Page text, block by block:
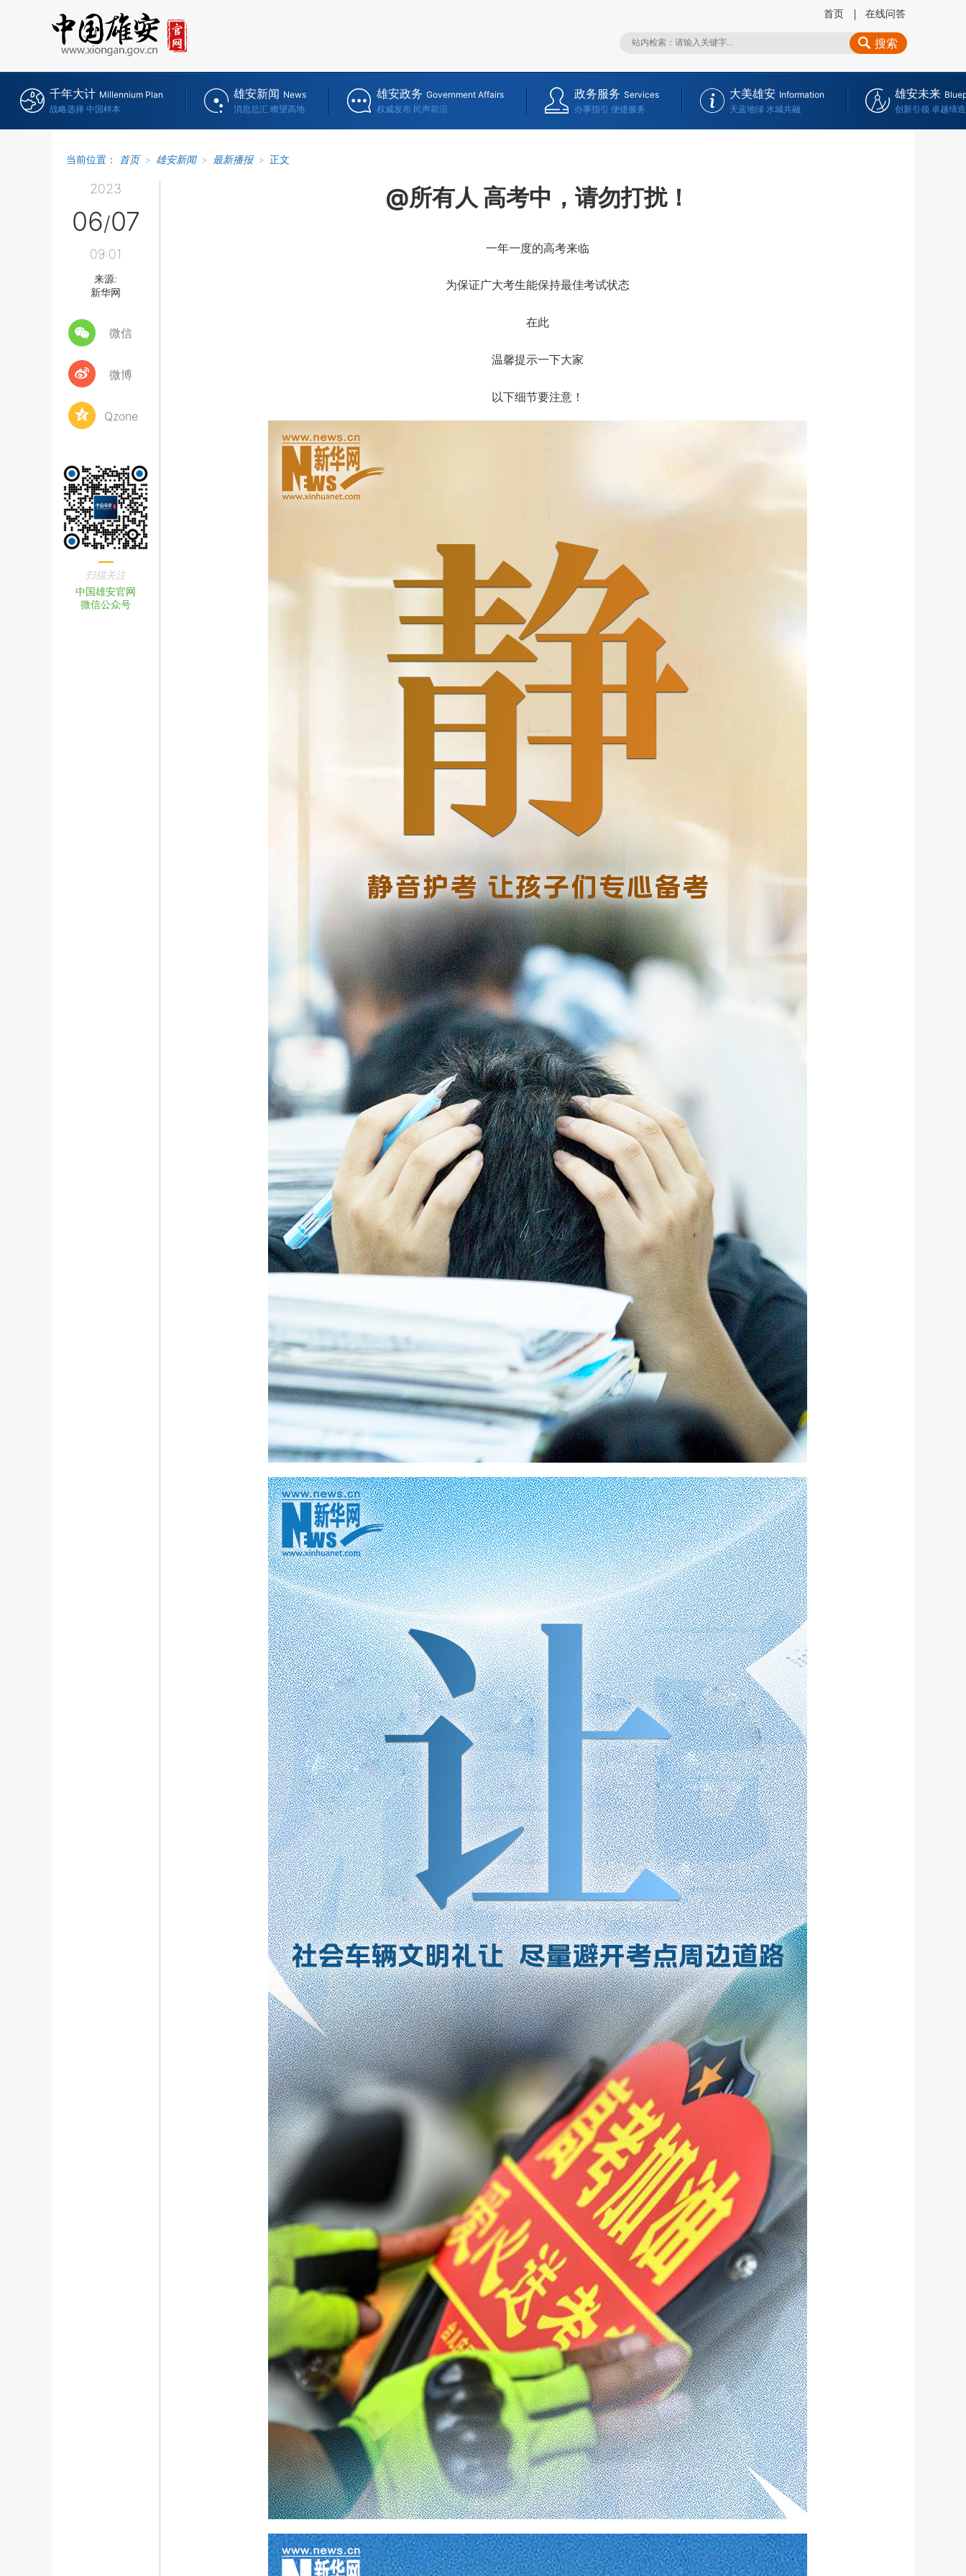
首页 在线问答
搜索
千年大计 Millennium Plan
战略选择 中国样本
雄安新闻 News
消息总汇 瞭望高地
雄安政务 Government Affairs
权威发布 民声前沿
政务服务 Services
办事指引 便捷服务
大美雄安 Information
天蓝地绿 水城共融
雄安未来
创新引领 卓越缔造
当前位置： 首页 > 雄安新闻 > 最新播报 > 正文
2023
06/07
09:01
来源:
新华网
微信
微博
Qzone
扫描关注
中国雄安官网
微信公众号
@所有人 高考中，请勿打扰！
一年一度的高考来临
为保证广大考生能保持最佳考试状态
在此
温馨提示一下大家
以下细节要注意！